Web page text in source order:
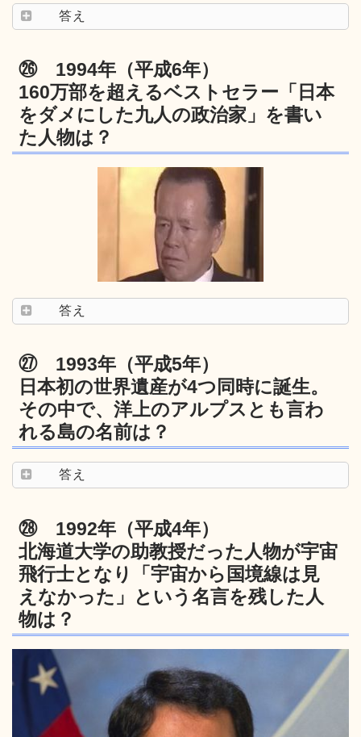
答え
㉖ 1994年（平成6年）
160万部を超えるベストセラー「日本
をダメにした九人の政治家」を書い
た人物は？
答え
㉗ 1993年（平成5年）
日本初の世界遺産が4つ同時に誕生。
その中で、洋上のアルプスとも言わ
れる島の名前は？
答え
㉘ 1992年（平成4年）
北海道大学の助教授だった人物が宇宙
飛行士となり「宇宙から国境線は見
えなかった」という名言を残した人
物は？